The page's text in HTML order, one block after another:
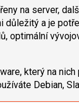
na server,
a je
optimální
který na nich
Debian,